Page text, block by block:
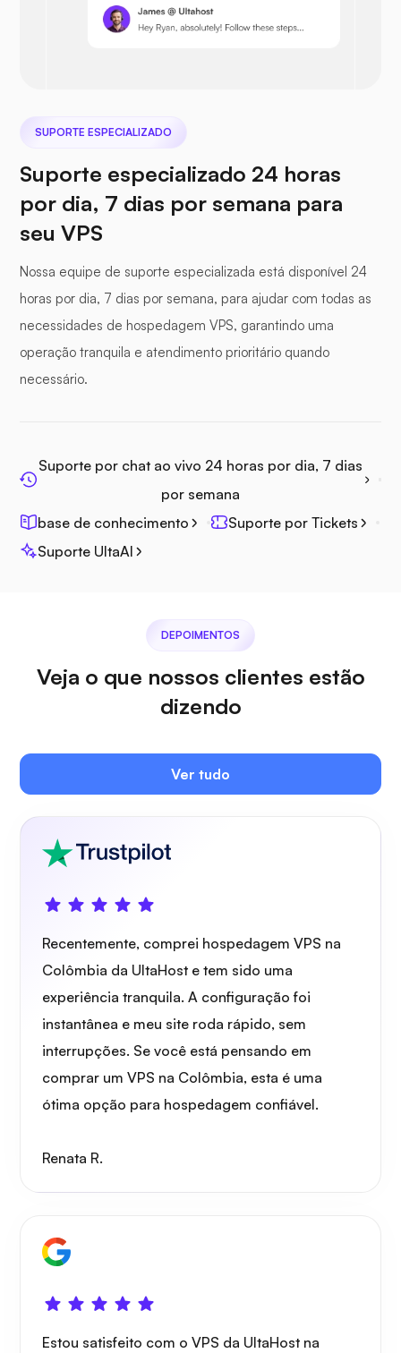
Raio X
Playtube
SUPORTE ESPECIALIZADO
Suporte especializado 24 horas
por dia, 7 dias por semana para
seu VPS
Nossa equipe de suporte especializada está disponível 24
horas por dia, 7 dias por semana, para ajudar com todas as
necessidades de hospedagem VPS, garantindo uma
operação tranquila e atendimento prioritário quando
necessário.
Suporte por chat ao vivo 24 horas por dia, 7 dias
por semana
base de conhecimento
Suporte por Tickets
Suporte UltaAI
DEPOIMENTOS
Veja o que nossos clientes estão
dizendo
Ver tudo
Recentemente, comprei hospedagem VPS na
Colômbia da UltaHost e tem sido uma
experiência tranquila. A configuração foi
instantânea e meu site roda rápido, sem
interrupções. Se você está pensando em
comprar um VPS na Colômbia, esta é uma
ótima opção para hospedagem confiável.
Renata R.
Estou satisfeito com o VPS da UltaHost na